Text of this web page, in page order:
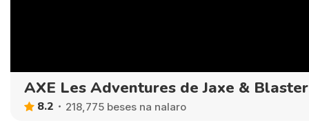
AXE Les Adventures de Jaxe & Blaster
8.2 218,775 beses na nalaro